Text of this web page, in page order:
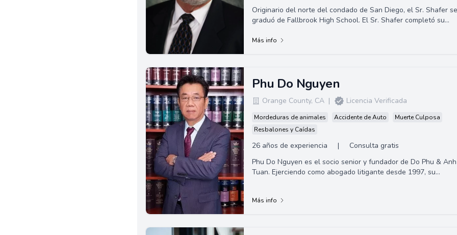
Originario del norte del condado de San Diego, el Sr. Shafer se
graduó de Fallbrook High School. El Sr. Shafer completó su
Más info
Phu Do Nguyen
Orange County, CA | Licencia Verificada
Mordeduras de animales Accidente de Auto
Muerte Culposa
Resbalones y Caídas
26 años de experiencia |
Consulta gratis
Phu Do Nguyen es el socio senior y fundador de Do Phu & Anh
Tuan. Ejerciendo como abogado litigante desde 1997, su
Más info